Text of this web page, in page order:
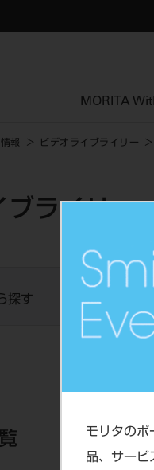
モリタのポ
品、サービ
MORITA
報 ビデオライブライリー
ブライリ
探す